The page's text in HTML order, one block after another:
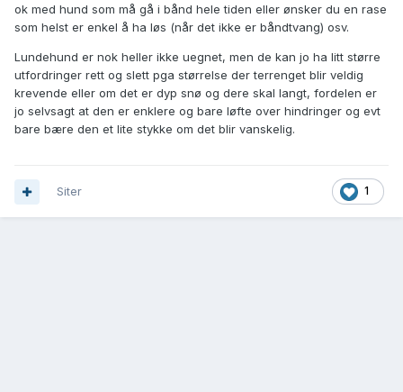
ok med hund som må gå i bånd hele tiden eller ønsker du en rase
som helst er enkel å ha løs (når det ikke er båndtvang) osv.
Lundehund er nok heller ikke uegnet, men de kan jo ha litt større
utfordringer rett og slett pga størrelse der terrenget blir veldig
krevende eller om det er dyp snø og dere skal langt, fordelen er
jo selvsagt at den er enklere og bare løfte over hindringer og evt
bare bære den et lite stykke om det blir vanskelig.
1
Siter